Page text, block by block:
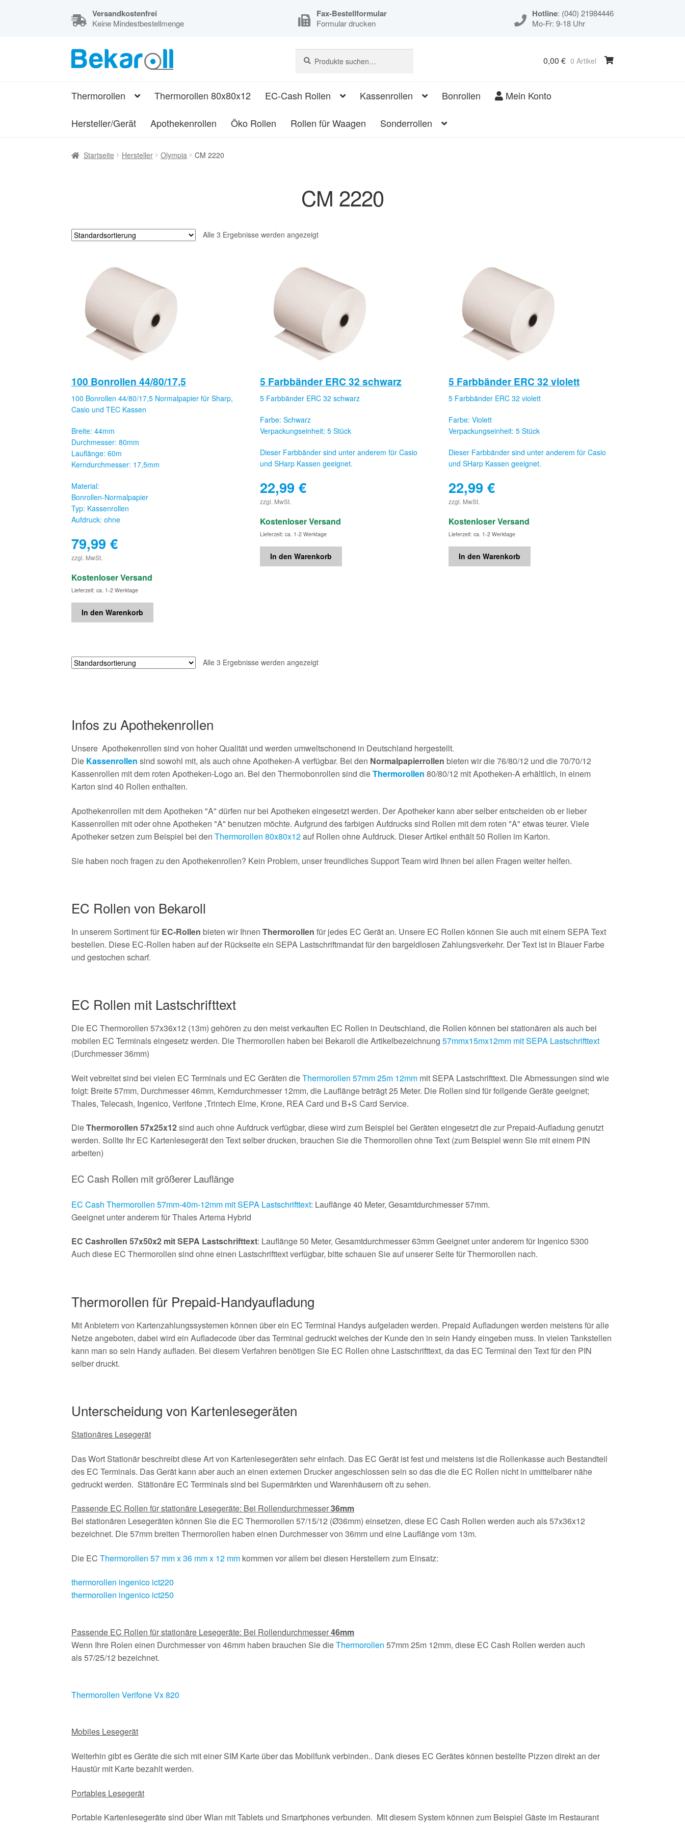
Versandkostenfrei
Keine Mindestbestellmenge
Fax-Bestellformular
Formular drucken
Hotline: (040) 21984446
Mo-Fr: 9-18 Uhr
Zur
Navigation
Zum
Inhalt
und
nach:
0,00 € 0 Artikel
Thermorollen Thermorollen 80x80x12 EC-Cash Rollen Kassenrollen Bonrollen Mein Konto
Hersteller/Gerät Apothekenrollen Öko Rollen Rollen für Waagen Sonderrollen
Startseite Hersteller Olympia CM 2220
CM 2220
Alle 3 Ergebnisse werden angezeigt
100 Bonrollen 44/80/17,5
100 Bonrollen 44/80/17,5 Normalpapier für Sharp,
Casio und TEC Kassen
Breite: 44mm
Durchmesser: 80mm
Lauflänge: 60m
Kerndurchmesser: 17,5mm
Material:
Bonrollen-Normalpapier
Typ: Kassenrollen
Aufdruck: ohne
79,99€
zzgl. MwSt.
Kostenloser Versand
Lieferzeit: ca. 1-2 Werktage
In den Warenkorb
5 Farbbänder ERC 32 schwarz
5 Farbbänder ERC 32 schwarz
Farbe: Schwarz
Verpackungseinheit: 5 Stück
Dieser Farbbänder sind unter anderem für Casio
und SHarp Kassen geeignet.
22,99€
zzgl. MwSt.
Kostenloser Versand
Lieferzeit: ca. 1-2 Werktage
In den Warenkorb
5 Farbbänder ERC 32 violett
5 Farbbänder ERC 32 violett
Farbe: Violett
Verpackungseinheit: 5 Stück
Dieser Farbbänder sind unter anderem für Casio
und SHarp Kassen geeignet.
22,99€
zzgl. MwSt.
Kostenloser Versand
Lieferzeit: ca. 1-2 Werktage
In den Warenkorb
Alle 3 Ergebnisse werden angezeigt
Infos zu Apothekenrollen
Unsere Apothekenrollen sind von hoher Qualität und werden umweltschonend in Deutschland hergestellt.
Die Kassenrollen sind sowohl mit, als auch ohne Apotheken-A verfügbar. Bei den Normalpapierrollen bieten wir die 76/80/12 und die 70/70/12
Kassenrollen mit dem roten Apotheken-Logo an. Bei den Thermobonrollen sind dieThermorollen 80/80/12 mit Apotheken-A erhältlich, in einem
Karton sind 40 Rollen enthalten.
Apothekenrollen mit dem Apotheken "A" dürfen nur bei Apotheken eingesetzt werden. Der Apotheker kann aber selber entscheiden ob er lieber
Kassenrollen mit oder ohne Apotheken "A" benutzen möchte. Aufgrund des farbigen Aufdrucks sind Rollen mit dem roten "A" etwas teurer. Viele
Apotheker setzen zum Beispiel bei denThermorollen 80x80x12auf Rollen ohne Aufdruck. Dieser Artikel enthält 50 Rollen im Karton.
Sie haben noch fragen zu den Apothekenrollen? Kein Problem, unser freundliches Support Team wird Ihnen bei allen Fragen weiter helfen.
EC Rollen von Bekaroll
In unserem Sortiment für EC-Rollen bieten wir IhnenThermorollen für jedes EC Gerät an. Unsere EC Rollen können Sie auch mit einem SEPA Text
bestellen. Diese EC-Rollen haben auf der Rückseite ein SEPA Lastschriftmandat für den bargeldlosen Zahlungsverkehr. Der Text ist in Blauer Farbe
und gestochen scharf.
EC Rollen mit Lastschrifttext
Die EC Thermorollen 57x36x12 (13m) gehören zu den meist verkauften EC Rollen in Deutschland, die Rollen können bei stationären als auch bei
mobilen EC Terminals eingesetz werden. Die Thermorollen haben bei Bekaroll die Artikelbezeichnung57mmx15mx12mm mit SEPA Lastschrifttext
(Durchmesser 36mm)
Weit vebreitet sind bei vielen EC Terminals und EC Geräten dieThermorollen 57mm 25m 12mm mit SEPA Lastschrifttext. Die Abmessungen sind wie
folgt: Breite 57mm, Durchmesser 46mm, Kerndurchmesser 12mm, die Lauflänge beträgt 25 Meter. Die Rollen sind für follgende Geräte geeignet;
Thales, Telecash, Ingenico, Verifone ,Trintech Elme, Krone, REA Card und B+S Card Service.
DieThermorollen 57x25x12sind auch ohne Aufdruck verfügbar, diese wird zum Beispiel bei Geräten eingesetzt die zur Prepaid-Aufladung genutzt
werden. Sollte Ihr EC Kartenlesegerät den Text selber drucken, brauchen Sie die Thermorollen ohne Text (zum Beispiel wenn Sie mit einem PIN
arbeiten)
EC Cash Rollen mit größerer Lauflänge
EC Cash Thermorollen 57mm-40m-12mm mit SEPA Lastschrifttext: Lauflänge 40 Meter, Gesamtdurchmesser 57mm.
Geeignet unter anderem für Thales Artema Hybrid
EC Cashrollen 57x50x2 mit SEPA Lastschrifttext: Lauflänge 50 Meter, Gesamtdurchmesser 63mm Geeignet unter anderem für Ingenico 5300
Auch diese EC Thermorollen sind ohne einen Lastschrifttext verfügbar, bitte schauen Sie auf unserer Seite für Thermorollen nach.
Thermorollen für Prepaid-Handyaufladung
Mit Anbietern von Kartenzahlungssystemen können über ein EC Terminal Handys aufgeladen werden. Prepaid Aufladungen werden meistens für alle
Netze angeboten, dabei wird ein Aufladecode über das Terminal gedruckt welches der Kunde den in sein Handy eingeben muss. In vielen Tankstellen
kann man so sein Handy aufladen. Bei diesem Verfahren benötigen Sie EC Rollen ohne Lastschrifttext, da das EC Terminal den Text für den PIN
selber druckt.
Unterscheidung von Kartenlesegeräten
Stationäres Lesegerät
Das Wort Stationär beschreibt diese Art von Kartenlesegeräten sehr einfach. Das EC Gerät ist fest und meistens ist die Rollenkasse auch Bestandteil
des EC Terminals. Das Gerät kann aber auch an einen externen Drucker angeschlossen sein so das die die EC Rollen nicht in umittelbarer nähe
gedruckt werden. Stätionäre EC Terrminals sind bei Supermärkten und Warenhäusern oft zu sehen.
Passende EC Rollen für stationäre Lesegeräte: Bei Rollendurchmesser36mm
Bei stationären Lesegeräten können Sie die EC Thermorollen 57/15/12 (Ø36mm) einsetzen, diese EC Cash Rollen werden auch als 57x36x12
bezeichnet. Die 57mm breiten Thermorollen haben einen Durchmesser von 36mm und eine Lauflänge vom 13m.
Die ECThermorollen 57 mm x 36 mm x 12 mm kommen vor allem bei diesen Herstellern zum Einsatz:
thermorollen ingenico ict220
thermorollen ingenico ict250
Passende EC Rollen für stationäre Lesegeräte: Bei Rollendurchmesser46mm
Wenn Ihre Rolen einen Durchmesser von 46mm haben brauchen Sie dieThermorollen 57mm 25m 12mm, diese EC Cash Rollen werden auch
als 57/25/12 bezeichnet.
Thermorollen Verifone Vx 820
Mobiles Lesegerät
Weiterhin gibt es Geräte die sich mit einer SIM Karte über das Mobilfunk verbinden.. Dank dieses EC Gerätes können bestellte Pizzen direkt an der
Haustür mit Karte bezahlt werden.
Portables Lesegerät
Portable Kartenlesegeräte sind über Wlan mit Tablets und Smartphones verbunden. Mit diesem System können zum Beispiel Gäste im Restaurant